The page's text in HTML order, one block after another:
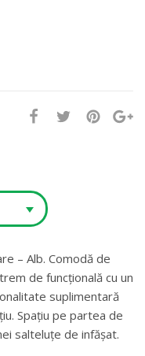
– Alb. Comodă de
de funcțională cu un
suplimentară
Spațiu pe partea de
salteluțe de infășat.